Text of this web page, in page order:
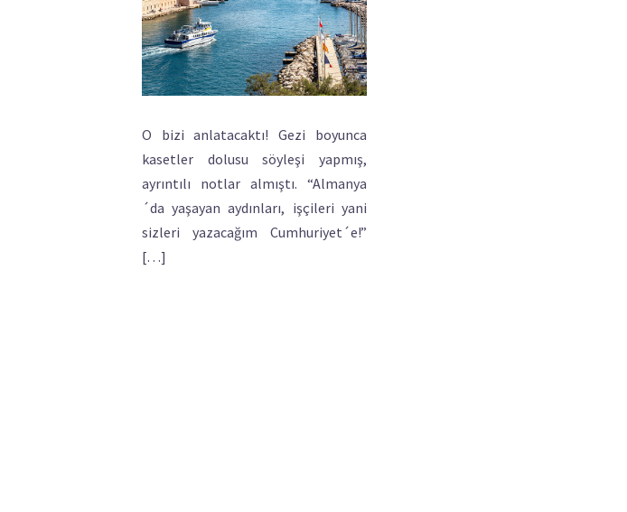
O bizi anlatacaktı! Gezi boyunca
kasetler dolusu söyleşi yapmış,
ayrıntılı notlar almıştı. “Almanya
´da yaşayan aydınları, işçileri yani
sizleri yazacağım Cumhuriyet´e!”
[…]